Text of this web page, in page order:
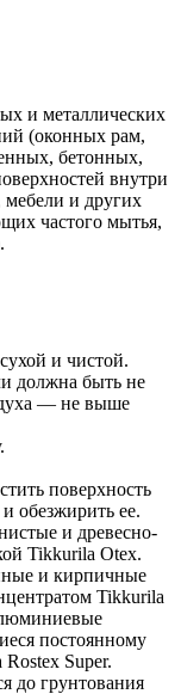
и металлических
(оконных рам,
бетонных,
внутри
мебели и других
частого мытья,
и чистой.
должна быть не
— не выше
поверхность
обезжирить ее.
и древесно-
Tikkurila Otex.
и кирпичные
Tikkurila
постоянному
Super.
до грунтования